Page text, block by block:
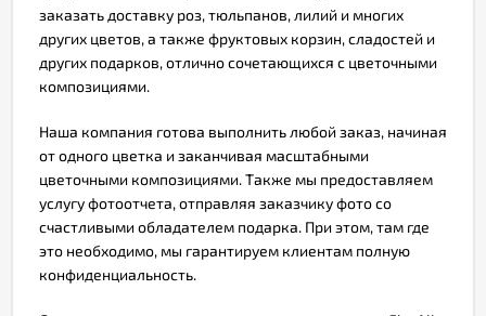
заказать доставку роз, тюльпанов, лилий и многих
других цветов, а также фруктовых корзин, сладостей и
других подарков, отлично сочетающихся с цветочными
композициями.
Наша компания готова выполнить любой заказ, начиная
от одного цветка и заканчивая масштабными
цветочными композициями. Также мы предоставляем
услугу фотоотчета, отправляя заказчику фото со
счастливыми обладателем подарка. При этом, там где
это необходимо, мы гарантируем клиентам полную
конфиденциальность.